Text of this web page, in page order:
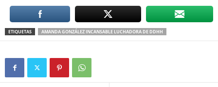
ETIQUETAS AMANDA GONZÁLEZ INCANSABLE LUCHADORA DE DDHH